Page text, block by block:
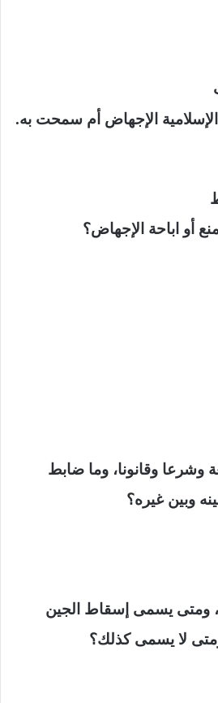
الإسلامية الإجهاض أم سمحت به.
أو اباحة الإجهاض؟
وشرعا وقانونا، وما ضابط
وبين غيره؟
ومتى يسمى إسقاط الجين
لا يسمى كذلك؟